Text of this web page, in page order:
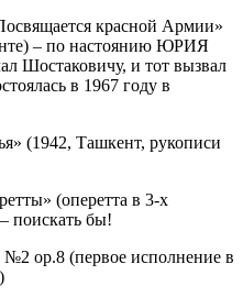
красной Армии»
– по настоянию ЮРИЯ
Шостаковичу, и тот вызвал
в 1967 году в
(1942, Ташкент, рукописи
(оперетта в 3-х
поискать бы!
ор.8 (первое исполнение в